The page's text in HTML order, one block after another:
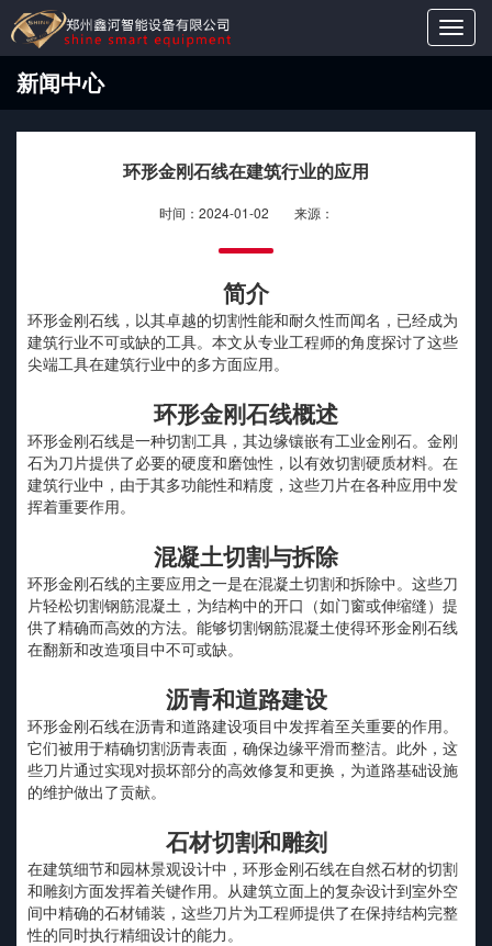
新闻中心
环形金刚石线在建筑行业的应用
时间：2024-01-02 来源：
简介
环形金刚石线，以其卓越的切割性能和耐久性而闻名，已经成为
建筑行业不可或缺的工具。本文从专业工程师的角度探讨了这些
尖端工具在建筑行业中的多方面应用。
环形金刚石线概述
环形金刚石线是一种切割工具，其边缘镶嵌有工业金刚石。金刚
石为刀片提供了必要的硬度和磨蚀性，以有效切割硬质材料。在
建筑行业中，由于其多功能性和精度，这些刀片在各种应用中发
挥着重要作用。
混凝土切割与拆除
环形金刚石线的主要应用之一是在混凝土切割和拆除中。这些刀
片轻松切割钢筋混凝土，为结构中的开口（如门窗或伸缩缝）提
供了精确而高效的方法。能够切割钢筋混凝土使得环形金刚石线
在翻新和改造项目中不可或缺。
沥青和道路建设
环形金刚石线在沥青和道路建设项目中发挥着至关重要的作用。
它们被用于精确切割沥青表面，确保边缘平滑而整洁。此外，这
些刀片通过实现对损坏部分的高效修复和更换，为道路基础设施
的维护做出了贡献。
石材切割和雕刻
在建筑细节和园林景观设计中，环形金刚石线在自然石材的切割
和雕刻方面发挥着关键作用。从建筑立面上的复杂设计到室外空
间中精确的石材铺装，这些刀片为工程师提供了在保持结构完整
性的同时执行精细设计的能力。